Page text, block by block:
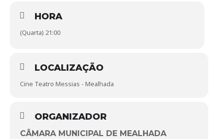
HORA
(Quarta) 21:00
LOCALIZAÇÃO
Cine Teatro Messias - Mealhada
ORGANIZADOR
CÂMARA MUNICIPAL DE MEALHADA